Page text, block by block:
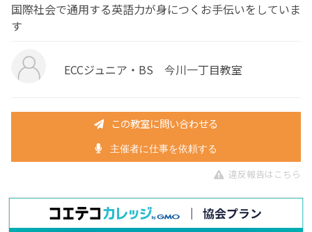
国際社会で通用する英語力が身につくお手伝いをしていま
す
ECCジュニア・BS 今川一丁目教室
この教室に問い合わせる
主催者に仕事を依頼する
違反報告はこちら